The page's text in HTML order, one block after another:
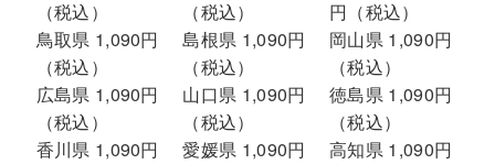
（税込）
（税込）
円（税込）
鳥取県 1,090円
（税込）
島根県 1,090円
（税込）
岡山県 1,090円
（税込）
広島県 1,090円
（税込）
山口県 1,090円
（税込）
徳島県 1,090円
（税込）
香川県 1,090円
愛媛県 1,090円
高知県 1,090円